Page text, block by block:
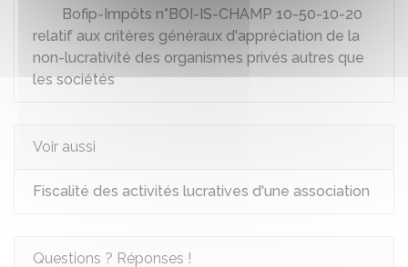
Bofip-Impôts n°BOI-IS-CHAMP 10-50-10-20
relatif aux critères généraux d'appréciation de la
non-lucrativité des organismes privés autres que
les sociétés
Voir aussi
Fiscalité des activités lucratives d'une association
Questions ? Réponses !